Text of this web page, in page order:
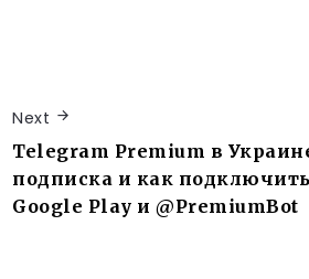
Next
Telegram Premium в
подписка и как
Google Play и @PremiumBot